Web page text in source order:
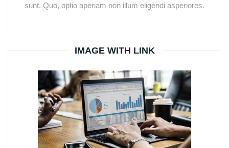
sunt. Quo, optio aperiam non illum eligendi asperiores.
IMAGE WITH LINK